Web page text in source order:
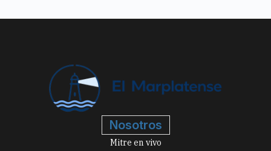
Nosotros
Mitre en vivo